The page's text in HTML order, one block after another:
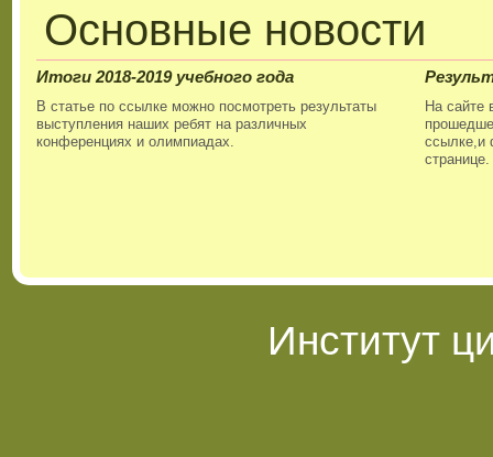
Основные новости
Итоги 2018-2019 учебного года
В статье по ссылке можно посмотреть результаты
выступления наших ребят на различных
конференциях и олимпиадах.
На сайте
ссылке,и
странице.
Институт